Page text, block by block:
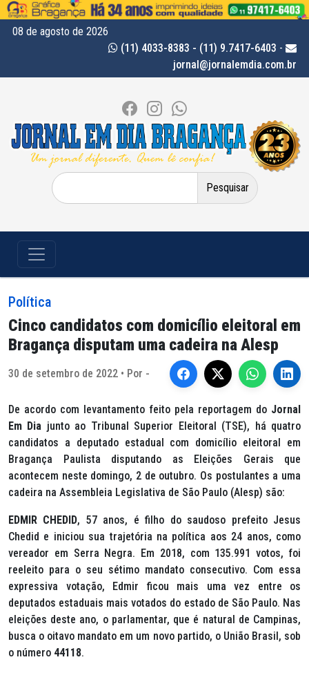
08 de agosto de 2026
(11) 4033-8383 - (11) 9.7417-6403 -
jornal@jornalemdia.com.br
Pesquisar
por:
Política
Cinco candidatos com domicílio eleitoral em
Bragança disputam uma cadeira na Alesp
30 de setembro de 2022 • Por -
De acordo com levantamento feito pela reportagem do Jornal
Em Dia junto ao Tribunal Superior Eleitoral (TSE), há quatro
candidatos a deputado estadual com domicílio eleitoral em
Bragança Paulista disputando as Eleições Gerais que
acontecem neste domingo, 2 de outubro. Os postulantes a uma
cadeira na Assembleia Legislativa de São Paulo (Alesp) são:
EDMIR CHEDID, 57 anos, é filho do saudoso prefeito Jesus
Chedid e iniciou sua trajetória na política aos 24 anos, como
vereador em Serra Negra. Em 2018, com 135.991 votos, foi
reeleito para o seu sétimo mandato consecutivo. Com essa
expressiva votação, Edmir ficou mais uma vez entre os
deputados estaduais mais votados do estado de São Paulo. Nas
eleições deste ano, o parlamentar, que é natural de Campinas,
busca o oitavo mandato em um novo partido, o União Brasil, sob
o número 44118.